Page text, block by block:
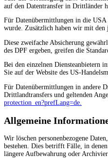
auf den Datentransfer in Drittländer
Für Datenübermittlungen in die USA
wurde. Zusätzlich haben wir mit den
Diese zweifache Absicherung
des DPF ergeben, greifen die
Bei den einzelnen Diensteanbietern
Sie auf der Website des US-
Für Datenübermittlungen in andere
Drittlandtransfers und geltenden
protection_en?prefLang=de.
Allgemeine
Wir löschen personenbezogene
bestehen. Dies betrifft Fälle, in
längere Aufbewahrung oder